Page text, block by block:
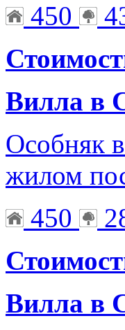
450
Вилла в
Особняк
жилом
450
Вилла в